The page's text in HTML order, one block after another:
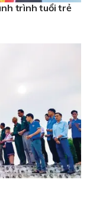
trình tuổi trẻ